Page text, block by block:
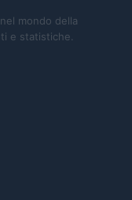
mondo della
e statistiche.